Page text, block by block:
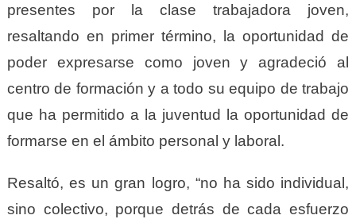
presentes por la clase trabajadora joven,
resaltando en primer término, la oportunidad de
poder expresarse como joven y agradeció al
centro de formación y a todo su equipo de trabajo
que ha permitido a la juventud la oportunidad de
formarse en el ámbito personal y laboral.
Resaltó, es un gran logro, “no ha sido individual,
sino colectivo, porque detrás de cada esfuerzo